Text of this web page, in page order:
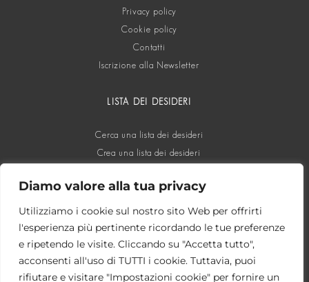
Diamo valore alla tua privacy
Utilizziamo i cookie sul nostro sito Web per offrirti
l'esperienza più pertinente ricordando le tue preferenze
e ripetendo le visite. Cliccando su "Accetta tutto",
acconsenti all'uso di TUTTI i cookie. Tuttavia, puoi
rifiutare e visitare "Impostazioni cookie" per fornire un
Privacy policy
Cookie policy
Contatti
Iscrizione alla Newsletter
LISTA DEI DESIDERI
Cerca una lista dei desideri
Crea una lista dei desideri
SOCIAL